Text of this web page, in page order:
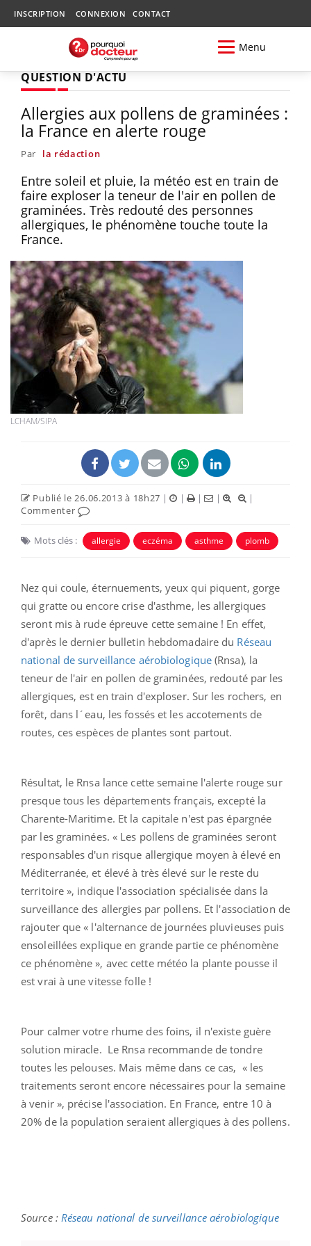
INSCRIPTION CONNEXION CONTACT
Menu
QUESTION D'ACTU
Allergies aux pollens de graminées :
la France en alerte rouge
Par la rédaction
Entre soleil et pluie, la météo est en train de
faire exploser la teneur de l'air en pollen de
graminées. Très redouté des personnes
allergiques, le phénomène touche toute la
France.
LCHAM/SIPA
Publié le 26.06.2013 à 18h27 | | | |
|
Commenter
Mots clés : allergie eczéma asthme plomb
Nez qui coule, éternuements, yeux qui piquent, gorge
qui gratte ou encore crise d'asthme, les allergiques
seront mis à rude épreuve cette semaine ! En effet,
d'après le dernier bulletin hebdomadaire du Réseau
national de surveillance aérobiologique(Rnsa), la
teneur de l'air en pollen de graminées, redouté par les
allergiques, est en train d'exploser. Sur les rochers, en
forêt, dans l´eau, les fossés et les accotements de
routes, ces espèces de plantes sont partout.
Résultat, le Rnsa lance cette semaine l'alerte rouge sur
presque tous les départements français, excepté la
Charente-Maritime. Et la capitale n'est pas épargnée
par les graminées. « Les pollens de graminées seront
responsables d'un risque allergique moyen à élevé en
Méditerranée, et élevé à très élevé sur le reste du
territoire », indique l'association spécialisée dans la
surveillance des allergies par pollens. Et l'association de
rajouter que « l'alternance de journées pluvieuses puis
ensoleillées explique en grande partie ce phénomène
ce phénomène », avec cette météo la plante pousse il
est vrai à une vitesse folle !
Pour calmer votre rhume des foins, il n'existe guère
solution miracle. Le Rnsa recommande de tondre
toutes les pelouses. Mais même dans ce cas, « les
traitements seront encore nécessaires pour la semaine
à venir », précise l'association. En France, entre 10 à
20% de la population seraient allergiques à des pollens.
Source : Réseau national de surveillance aérobiologique